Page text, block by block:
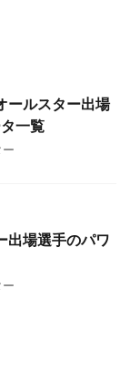
ールスター出場
一覧
出場選手のパワ